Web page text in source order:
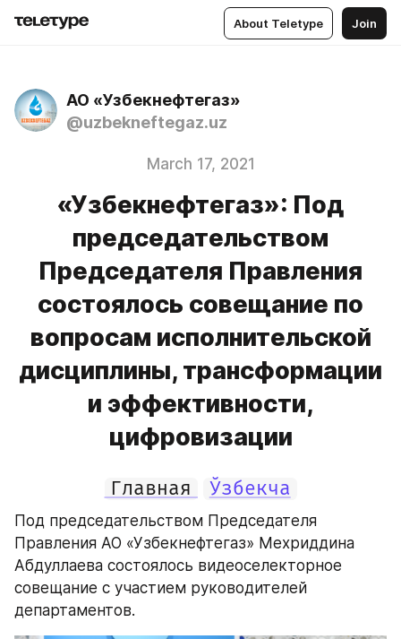
About Teletype Join
АО «Узбекнефтегаз»
@uzbekneftegaz.uz
March 17, 2021
«Узбекнефтегаз»: Под
председательством
Председателя Правления
состоялось совещание по
вопросам исполнительской
дисциплины, трансформации
и эффективности,
цифровизации
Главная Ўзбекча
Под председательством Председателя
Правления АО «Узбекнефтегаз» Мехриддина
Абдуллаева состоялось видеоселекторное
совещание с участием руководителей
департаментов.